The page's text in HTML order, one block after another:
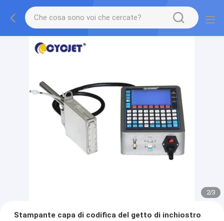
2/3
Stampante capa di codifica del getto di inchiostro